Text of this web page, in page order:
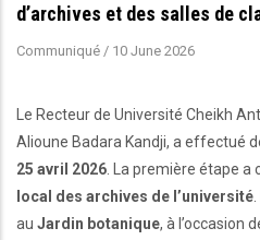
d’archives et des salles de
Communiqué / 10 June 2026
Le Recteur de Université Cheikh
Alioune Badara Kandji, a effectué
25 avril 2026 . La première étape a
local des archives de l’université
au Jardin botanique, à l’occasion